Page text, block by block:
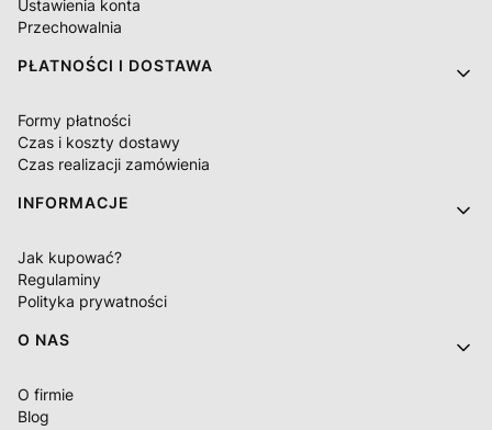
Ustawienia konta
Przechowalnia
PŁATNOŚCI I DOSTAWA
Formy płatności
Czas i koszty dostawy
Czas realizacji zamówienia
INFORMACJE
Jak kupować?
Regulaminy
Polityka prywatności
O NAS
O firmie
Blog